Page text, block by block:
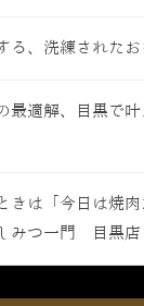
る、洗練された
最適解、目黒で
きは「今日は焼
みつ一門 目黒店